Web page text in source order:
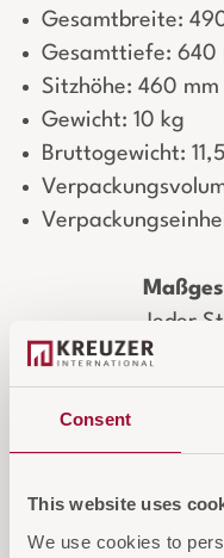
Consent
This website uses
We use cookies to
Gesamtbreite:
Gesamttiefe: 640
Sitzhöhe: 460 mm
Gewicht: 10 kg
Bruttogewicht:
Jeder
Wählen
Farben
Sie